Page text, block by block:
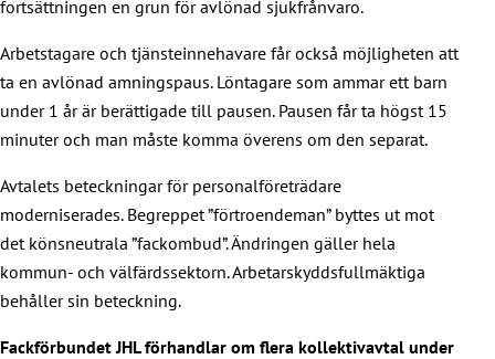
fortsättningen en grun för avlönad sjukfrånvaro.
Arbetstagare och tjänsteinnehavare får också möjligheten att
ta en avlönad amningspaus. Löntagare som ammar ett barn
under 1 år är berättigade till pausen. Pausen får ta högst 15
minuter och man måste komma överens om den separat.
Avtalets beteckningar för personalföreträdare
moderniserades. Begreppet ”förtroendeman” byttes ut mot
det könsneutrala ”fackombud”. Ändringen gäller hela
kommun- och välfärdssektorn. Arbetarskyddsfullmäktiga
behåller sin beteckning.
Fackförbundet JHL förhandlar om flera kollektivavtal under